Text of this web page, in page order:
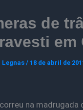
de
em
Legnas/ 18 de abril de
na madrugada